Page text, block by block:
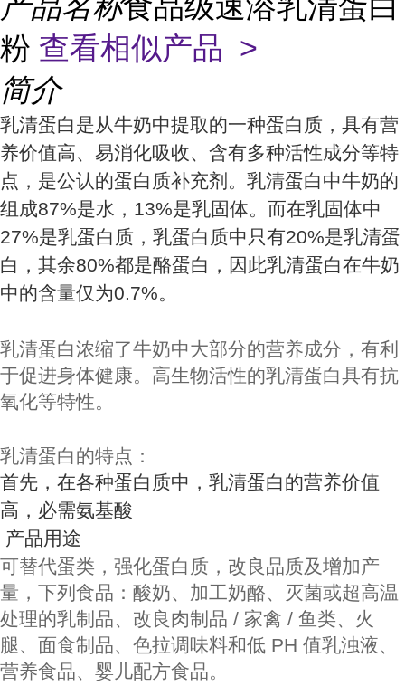
粉 查看相似产品 >
简介
乳清蛋白是从牛奶中提取的一种蛋白质，具有营
养价值高、易消化吸收、含有多种活性成分等特
点，是公认的蛋白质补充剂。乳清蛋白中牛奶的
组成87%是水，13%是乳固体。而在乳固体中
27%是乳蛋白质，乳蛋白质中只有20%是乳清蛋
白，其余80%都是酪蛋白，因此乳清蛋白在牛奶
中的含量仅为0.7%。
乳清蛋白浓缩了牛奶中大部分的营养成分，有利
于促进身体健康。高生物活性的乳清蛋白具有抗
氧化等特性。
乳清蛋白的特点：
首先，在各种蛋白质中，乳清蛋白的营养价值
高，必需氨基酸
产品用途
可替代蛋类，强化蛋白质，改良品质及增加产
量，下列食品：酸奶、加工奶酪、灭菌或超高温
处理的乳制品、改良肉制品 / 家禽 / 鱼类、火
腿、面食制品、色拉调味料和低 PH 值乳浊液、
营养食品、婴儿配方食品。